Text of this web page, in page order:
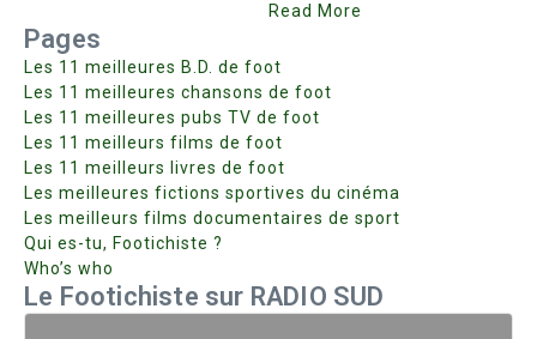
Read More
Pages
Les 11 meilleures B.D. de foot
Les 11 meilleures chansons de foot
Les 11 meilleures pubs TV de foot
Les 11 meilleurs films de foot
Les 11 meilleurs livres de foot
Les meilleures fictions sportives du cinéma
Les meilleurs films documentaires de sport
Qui es-tu, Footichiste ?
Who’s who
Le Footichiste sur RADIO SUD